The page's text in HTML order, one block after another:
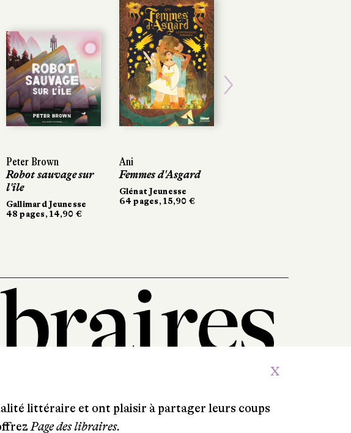
Peter Brown
Robot sauvage sur
l'île
Gallimard Jeunesse
48 pages, 14,90 €
Ani
Femmes d'Asgard
Glénat Jeunesse
64 pages, 15,90 €
X
littéraire et ont plaisir à partager leurs coups
Page des libraires.